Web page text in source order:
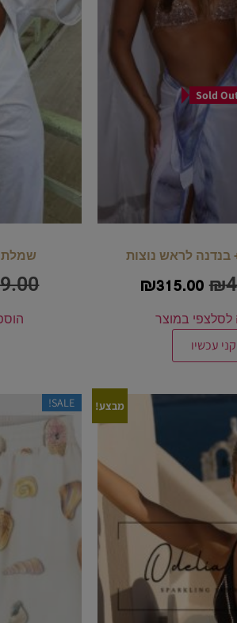
Sold
בנדנה לראש נוצות
₪
₪315.00
לסלצפי במוצר
קני עכשיו
שמלת טריקו
מבצע! SALE!